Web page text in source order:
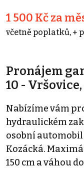
1 500 Kč za
včetně poplatků, +
Pronájem
10 -
Nabízíme vám
hydraulickém
osobní automobil
Kozácká.
150 cm a váhou